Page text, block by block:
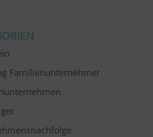
Familienunternehmer